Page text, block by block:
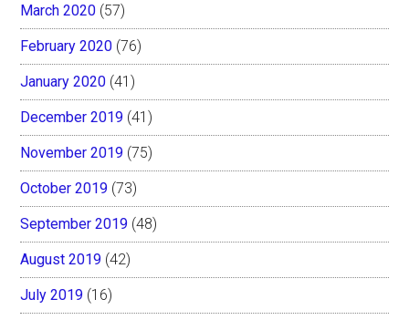
March 2020 (57)
February 2020 (76)
January 2020 (41)
December 2019 (41)
November 2019 (75)
October 2019 (73)
September 2019 (48)
August 2019 (42)
July 2019 (16)